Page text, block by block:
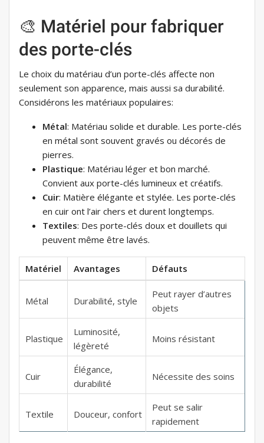
🎨 Matériel pour fabriquer
des porte-clés
Le choix du matériau d’un porte-clés affecte non
seulement son apparence, mais aussi sa durabilité.
Considérons les matériaux populaires:
Métal: Matériau solide et durable. Les porte-clés
en métal sont souvent gravés ou décorés de
pierres.
Plastique: Matériau léger et bon marché.
Convient aux porte-clés lumineux et créatifs.
Cuir: Matière élégante et stylée. Les porte-clés
en cuir ont l’air chers et durent longtemps.
Textiles: Des porte-clés doux et douillets qui
peuvent même être lavés.
Matériel Avantages Défauts
Métal Durabilité, style
Peut rayer d’autres
objets
Plastique
Luminosité,
légèreté
Moins résistant
Cuir
Élégance,
durabilité
Nécessite des soins
Textile Douceur, confort
Peut se salir
rapidement